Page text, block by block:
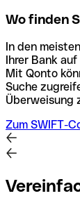
Wo finden
In den
Ihrer Bank
Mit Qonto
Suche
Überweisung
Zum SWIFT-